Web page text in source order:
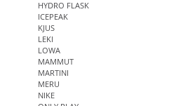
HYDRO FLASK
ICEPEAK
KJUS
LEKI
LOWA
MAMMUT
MARTINI
MERU
NIKE